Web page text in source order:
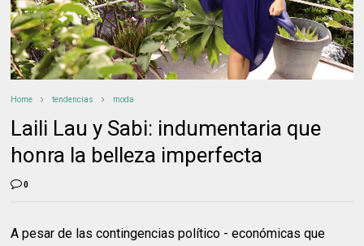
Home tendencias moda
Laili Lau y Sabi: indumentaria que
honra la belleza imperfecta
0
A pesar de las contingencias político - económicas que